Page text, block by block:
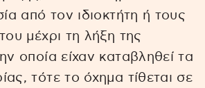
από τον ιδιοκτήτη ή τους
μέχρι τη λήξη της
οποία είχαν καταβληθεί τα
τότε το όχημα τίθεται σε